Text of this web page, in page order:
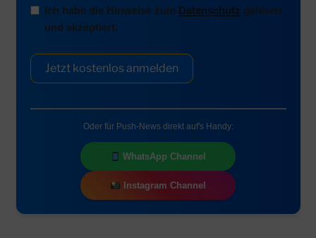
Ich habe die Hinweise zum Datenschutz gelesen
und akzeptiert.
Jetzt kostenlos anmelden
Oder für Push-News direkt auf's Handy:
WhatsApp Channel
Instagram Channel